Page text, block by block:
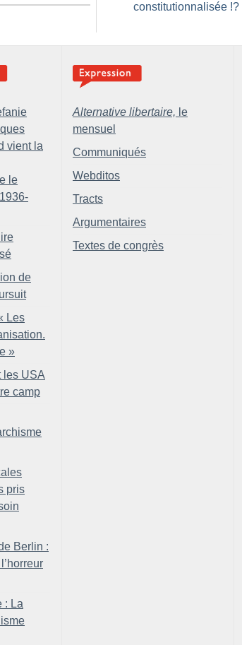
constitutionnalisée !?
vient la
le
de
Les
»
les USA
camp
pris
Berlin :
: La
Alternative libertaire, le
mensuel
Communiqués
Webditos
Tracts
Argumentaires
Textes de congrès